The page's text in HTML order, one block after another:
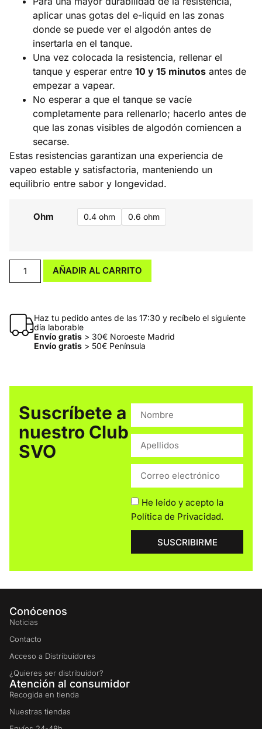
aplicar unas gotas del e-liquid en las zonas
donde se puede ver el algodón antes de
insertarla en el tanque.
Una vez colocada la resistencia, rellenar el
tanque y esperar entre 10 y 15 minutos antes de
empezar a vapear.
No esperar a que el tanque se vacíe
completamente para rellenarlo; hacerlo antes de
que las zonas visibles de algodón comiencen a
secarse.
Estas resistencias garantizan una experiencia de
vapeo estable y satisfactoria, manteniendo un
equilibrio entre sabor y longevidad.
Ohm 0.4 ohm 0.6 ohm
AÑADIR AL CARRITO
Haz tu pedido antes de las 17:30 y recíbelo el siguiente
día laborable
Envío gratis> 30€ Noroeste Madrid
Envío gratis> 50€ Península
Suscríbete a
nuestro Club
SVO
He leído y acepto la
Política de Privacidad.
SUSCRIBIRME
Conócenos
Noticias
Contacto
Acceso a Distribuidores
¿Quieres ser distribuidor?
Atención al consumidor
Recogida en tienda
Nuestras tiendas